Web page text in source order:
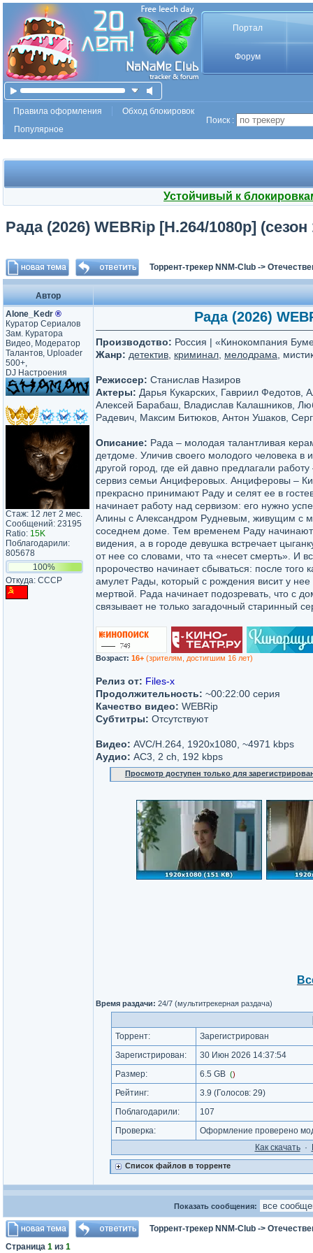
Портал
Форум
Правила оформления
Обход блокировок
Популярное
Поиск :
Устойчивый к
Рада (2026) WEBRip [H.264/1080p]
Торрент-трекер NNM-Club ->
Автор
Alone_Kedr ®
Куратор Сериалов
Зам. Куратора
Видео, Модератор
Талантов, Uploader
500+,
DJ Настроения
Стаж: 12 лет 2 мес.
Сообщений: 23195
Ratio: 15K
Поблагодарили:
805678
100%
Откуда: CCCP
Рада (2026)
Производство: Россия | «Кинокомпания
Жанр: детектив криминал мелодрама ,
Режиссер: Станислав Назиров
Актеры: Дарья Кукарских, Гавриил Федотов,
Алексей Барабаш, Владислав Калашников,
Радевич, Максим Битюков, Антон Ушаков,
Описание: Рада – молодая талантливая
детдоме. Уличив своего молодого человека в
другой город, где ей давно предлагали
сервиз семьи Анциферовых. Анциферовы –
прекрасно принимают Раду и селят ее в
начинает работу над сервизом: его нужно
Алины с Александром Рудневым, живущим с
соседнем доме. Тем временем Раду
видения, а в городе девушка встречает
от нее со словами, что та «несет смерть». И
пророчество начинает сбываться: после того
амулет Рады, который с рождения висит у
мертвой. Рада начинает подозревать, что с
связывает не только загадочный старинный
Возраст: 16+ (зрителям, достигшим 16 лет)
Релиз от: Files-x
Продолжительность: ~00:22:00 серия
Качество видео: WEBRip
Субтитры: Отсутствуют
Видео: AVC/H.264, 1920x1080, ~4971 kbps
Аудио: AC3, 2 ch, 192 kbps
Просмотр доступен только для
Время раздачи: 24/7 (мультитрекерная раздача)
Торрент:
Зарегистрирован
Зарегистрирован:
30 Июн 2026 14:37:54
Размер:
6.5 GB ()
Рейтинг: 3.9 (Голосов: 29)
Поблагодарили:
107
Проверка:
Оформление проверено
Как cкачать·
Список файлов в торренте
Показать сообщения:
Торрент-трекер NNM-Club ->
Страница 1 из 1